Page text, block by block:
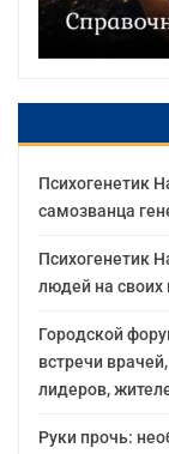
Психогенетик
самозванца
Психогенетик
людей на своих
Городской
встречи
лидеров,
Руки прочь: